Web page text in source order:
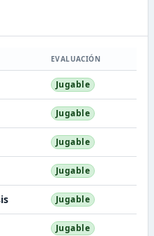
EVALUACIÓN
Jugable
Jugable
Jugable
Jugable
Jugable
Jugable